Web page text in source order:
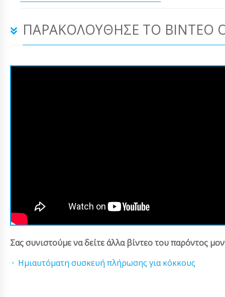
ΠΑΡΑΚΟΛΟΎΘΗΣΕ ΤΟ ΒΊΝΤΕΟ
Σας συνιστούμε να δείτε άλλα βίντεο του παρόντος
Ημιαυτόματη συσκευή πλήρωσης για κόκκους